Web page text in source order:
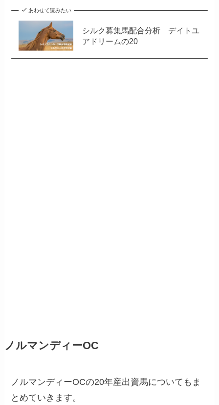
あわせて読みたい
シルク募集馬配合分析 デイトユ
アドリームの20
ノルマンディーOC
ノルマンディーOCの20年産出資馬についてもま
とめていきます。